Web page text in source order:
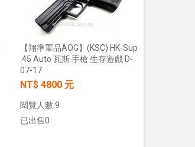
03 MOLLE掛載 戰術背心胸
前手機板載體 E0100
【翔準軍品AOG】(KSC) HK-Sup
.45 Auto 瓦斯 手槍 生存遊戲 D-
07-17
NT$ 4800 元
閱覽人數:9
已出售0